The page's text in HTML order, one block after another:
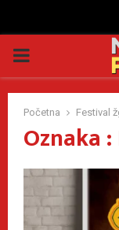
PRIMARY
MENU
Početna Festival
Oznaka